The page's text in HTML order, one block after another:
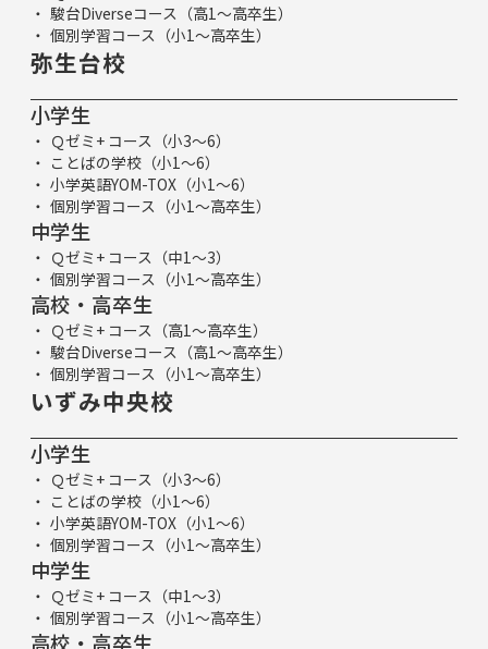
駿台Diverseコース（高1～高卒生）
個別学習コース（小1～高卒生）
弥生台校
小学生
Ｑゼミ+ コース（小3～6）
ことばの学校（小1～6）
小学英語YOM-TOX（小1～6）
個別学習コース（小1～高卒生）
中学生
Ｑゼミ+ コース（中1～3）
個別学習コース（小1～高卒生）
高校・高卒生
Ｑゼミ+ コース（高1～高卒生）
駿台Diverseコース（高1～高卒生）
個別学習コース（小1～高卒生）
いずみ中央校
小学生
Ｑゼミ+ コース（小3～6）
ことばの学校（小1～6）
小学英語YOM-TOX（小1～6）
個別学習コース（小1～高卒生）
中学生
Ｑゼミ+ コース（中1～3）
個別学習コース（小1～高卒生）
高校・高卒生